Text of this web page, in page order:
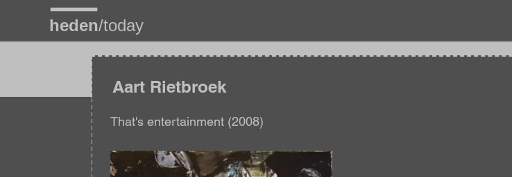
Overslaan
Aart Rietbroek
That's entertainment (2008)
Afbeelding